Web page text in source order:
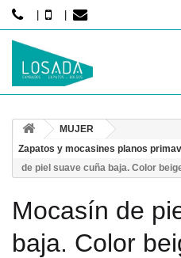
HOMBRE
MUJER
Zapatos y mocasines planos
de piel suave cuña baja. Color
Mocasín de
baja. Color